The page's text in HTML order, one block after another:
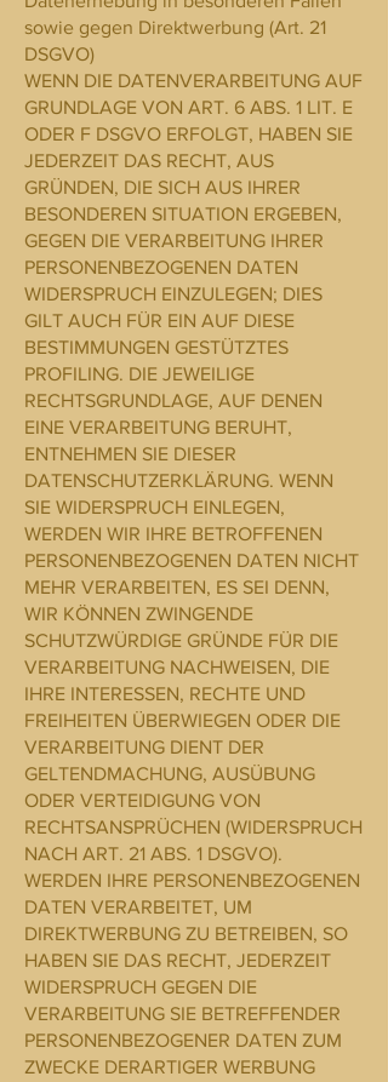
sowie gegen Direktwerbung (Art. 21
DSGVO)
WENN DIE DATENVERARBEITUNG AUF
GRUNDLAGE VON ART. 6 ABS. 1 LIT. E
ODER F DSGVO ERFOLGT, HABEN SIE
JEDERZEIT DAS RECHT, AUS
GRÜNDEN, DIE SICH AUS IHRER
BESONDEREN SITUATION ERGEBEN,
GEGEN DIE VERARBEITUNG IHRER
PERSONENBEZOGENEN DATEN
WIDERSPRUCH EINZULEGEN; DIES
GILT AUCH FÜR EIN AUF DIESE
BESTIMMUNGEN GESTÜTZTES
PROFILING. DIE JEWEILIGE
RECHTSGRUNDLAGE, AUF DENEN
EINE VERARBEITUNG BERUHT,
ENTNEHMEN SIE DIESER
DATENSCHUTZERKLÄRUNG. WENN
SIE WIDERSPRUCH EINLEGEN,
WERDEN WIR IHRE BETROFFENEN
PERSONENBEZOGENEN DATEN NICHT
MEHR VERARBEITEN, ES SEI DENN,
WIR KÖNNEN ZWINGENDE
SCHUTZWÜRDIGE GRÜNDE FÜR DIE
VERARBEITUNG NACHWEISEN, DIE
IHRE INTERESSEN, RECHTE UND
FREIHEITEN ÜBERWIEGEN ODER DIE
VERARBEITUNG DIENT DER
GELTENDMACHUNG, AUSÜBUNG
ODER VERTEIDIGUNG VON
RECHTSANSPRÜCHEN (WIDERSPRUCH
NACH ART. 21 ABS. 1 DSGVO).
WERDEN IHRE PERSONENBEZOGENEN
DATEN VERARBEITET, UM
DIREKTWERBUNG ZU BETREIBEN, SO
HABEN SIE DAS RECHT, JEDERZEIT
WIDERSPRUCH GEGEN DIE
VERARBEITUNG SIE BETREFFENDER
PERSONENBEZOGENER DATEN ZUM
ZWECKE DERARTIGER WERBUNG